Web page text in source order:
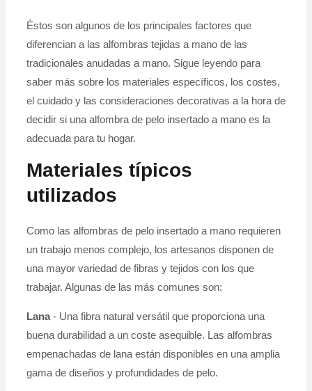
Éstos son algunos de los principales factores que
diferencian a las alfombras tejidas a mano de las
tradicionales anudadas a mano. Sigue leyendo para
saber más sobre los materiales específicos, los costes,
el cuidado y las consideraciones decorativas a la hora de
decidir si una alfombra de pelo insertado a mano es la
adecuada para tu hogar.
Materiales típicos
utilizados
Como las alfombras de pelo insertado a mano requieren
un trabajo menos complejo, los artesanos disponen de
una mayor variedad de fibras y tejidos con los que
trabajar. Algunas de las más comunes son:
Lana- Una fibra natural versátil que proporciona una
buena durabilidad a un coste asequible. Las alfombras
empenachadas de lana están disponibles en una amplia
gama de diseños y profundidades de pelo.